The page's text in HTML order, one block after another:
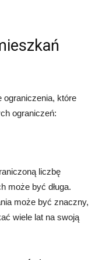
ograniczenia, które
ograniczeń:
liczbę
może być długa.
może być znaczny,
wiele lat na swoją